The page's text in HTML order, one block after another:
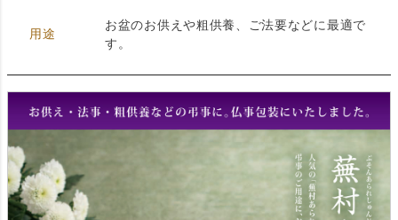
用途
お盆のお供えや粗供養、ご法要などに最適で
す。